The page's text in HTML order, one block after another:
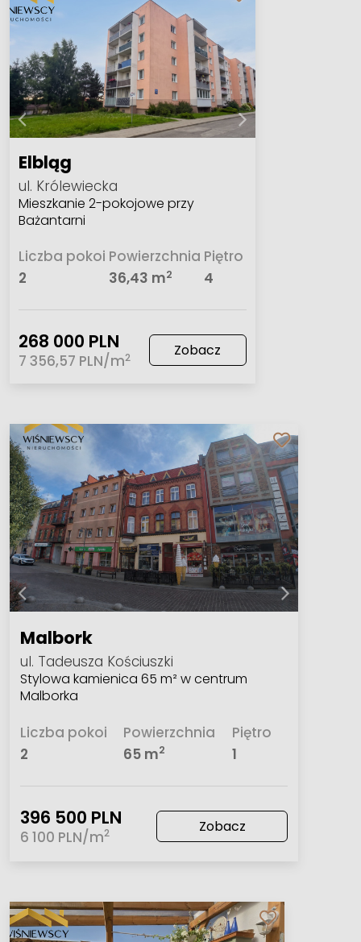
Elbląg
ul. Królewiecka
Mieszkanie 2-pokojowe przy
Bażantarni
Liczba pokoi
2
Powierzchnia
36,43 m2
Piętro
4
268 000 PLN
7 356,57 PLN/m2 Zobacz
Malbork
ul. Tadeusza Kościuszki
Stylowa kamienica 65 m² w centrum
Malborka
Liczba pokoi
2
Powierzchnia
65 m2
Piętro
1
396 500 PLN
6 100 PLN/m2 Zobacz